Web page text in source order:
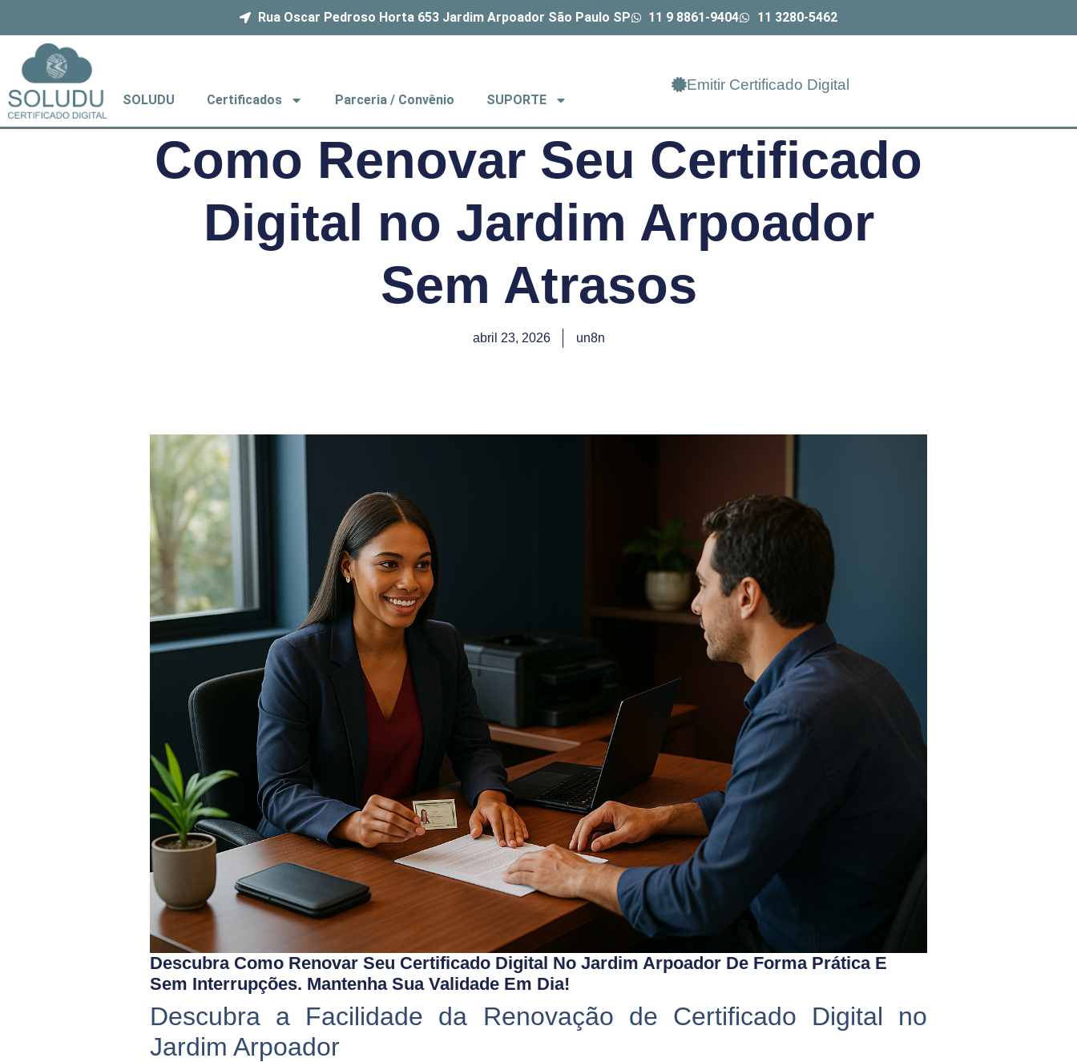
Rua Oscar Pedroso Horta 653 Jardim Arpoador São Paulo SP 11 9 8861-9404 11 3280-5462
SOLUDU Certificados Parceria / Convênio SUPORTE
Emitir Certificado Digital
Como Renovar Seu Certificado
Digital no Jardim Arpoador
Sem Atrasos
abril 23, 2026 un8n
Descubra Como Renovar Seu Certificado Digital No Jardim Arpoador De Forma Prática E
Sem Interrupções. Mantenha Sua Validade Em Dia!
Descubra a Facilidade da Renovação de Certificado Digital no
Jardim Arpoador